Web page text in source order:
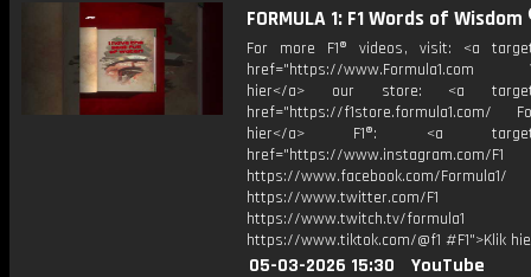
FORMULA 1: F1 Words of
For more F1® videos, visit: <a
href="https://www.Formula1.com
hier</a> our store: <a
href="https://f1store.formula1.com/
hier</a> F1®: <a
href="https://www.instagram.com/F1
https://www.facebook.com/Formula1/
https://www.twitter.com/F1
https://www.twitch.tv/formula1
https://www.tiktok.com/@f1 #F1">Klik
05-03-2026 15:30
YouTube